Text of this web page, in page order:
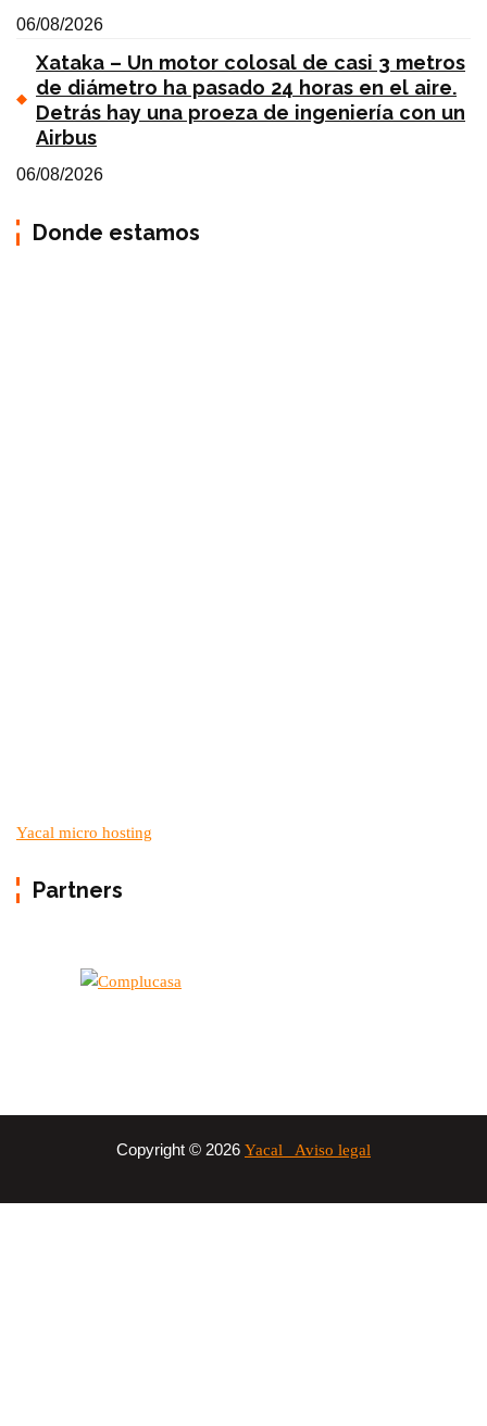
06/08/2026
Xataka – Un motor colosal de casi 3 metros
de diámetro ha pasado 24 horas en el aire.
Detrás hay una proeza de ingeniería con un
Airbus
06/08/2026
Donde estamos
Yacal micro hosting
Partners
Copyright © 2026 Yacal Aviso legal